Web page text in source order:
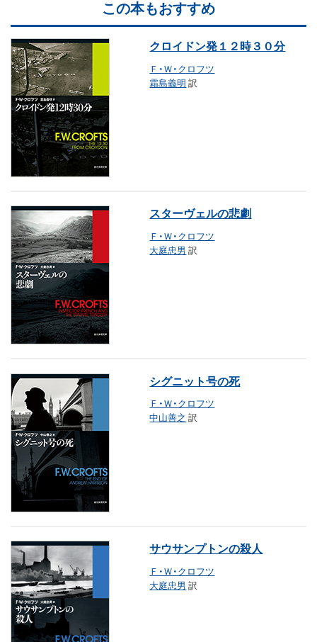
この本もおすすめ
クロイドン発１２時３０分
Ｆ・Ｗ・クロフツ
霜島義明 訳
スターヴェルの悲劇
Ｆ・Ｗ・クロフツ
大庭忠男 訳
シグニット号の死
Ｆ・Ｗ・クロフツ
中山善之 訳
サウサンプトンの殺人
Ｆ・Ｗ・クロフツ
大庭忠男 訳